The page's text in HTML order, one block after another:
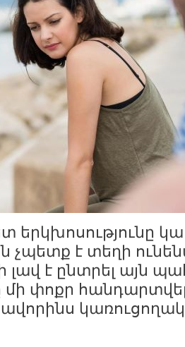
երկխոսությունը
չպետք է տեղի
լավ է ընտրել այն
մի փոքր